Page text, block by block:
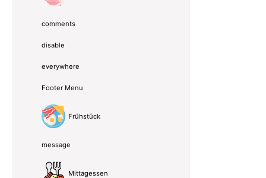
comments
disable
everywhere
Footer Menu
Frühstück
message
Mittagessen